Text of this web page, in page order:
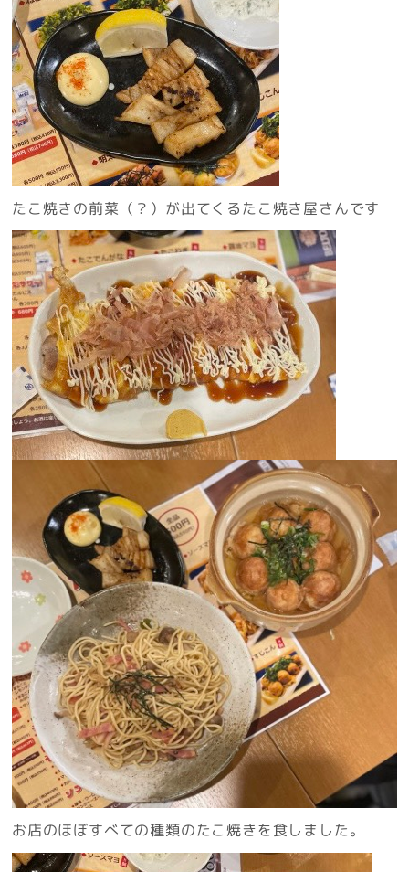
たこ焼きの前菜（？）が出てくるたこ焼き屋さんです
お店のほぼすべての種類のたこ焼きを食しました。